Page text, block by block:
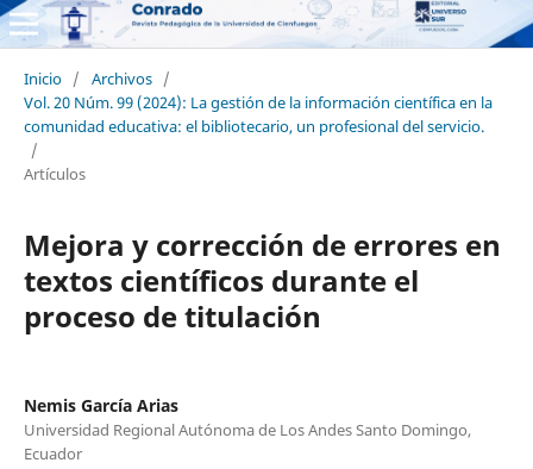
Inicio / Archivos /
Vol. 20 Núm. 99 (2024): La gestión de la información científica en la
comunidad educativa: el bibliotecario, un profesional del servicio.
/
Artículos
Mejora y corrección de errores en
textos científicos durante el
proceso de titulación
Nemis García Arias
Universidad Regional Autónoma de Los Andes Santo Domingo,
Ecuador